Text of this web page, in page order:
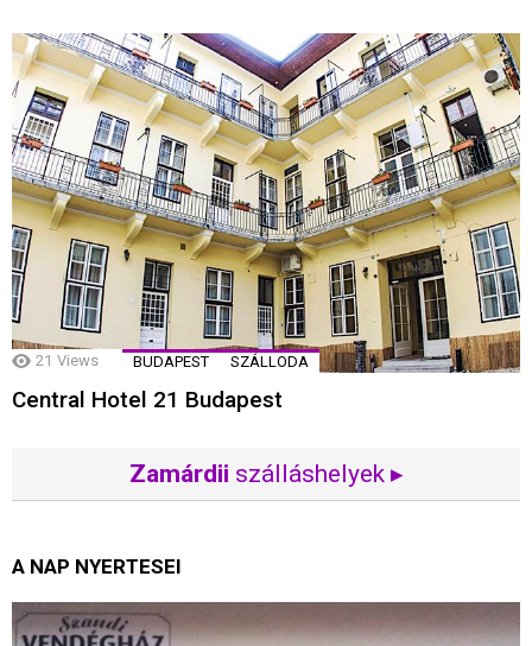
21 Views BUDAPEST SZÁLLODA
Central Hotel 21 Budapest
Zamárdii szálláshelyek ▸
A NAP NYERTESEI